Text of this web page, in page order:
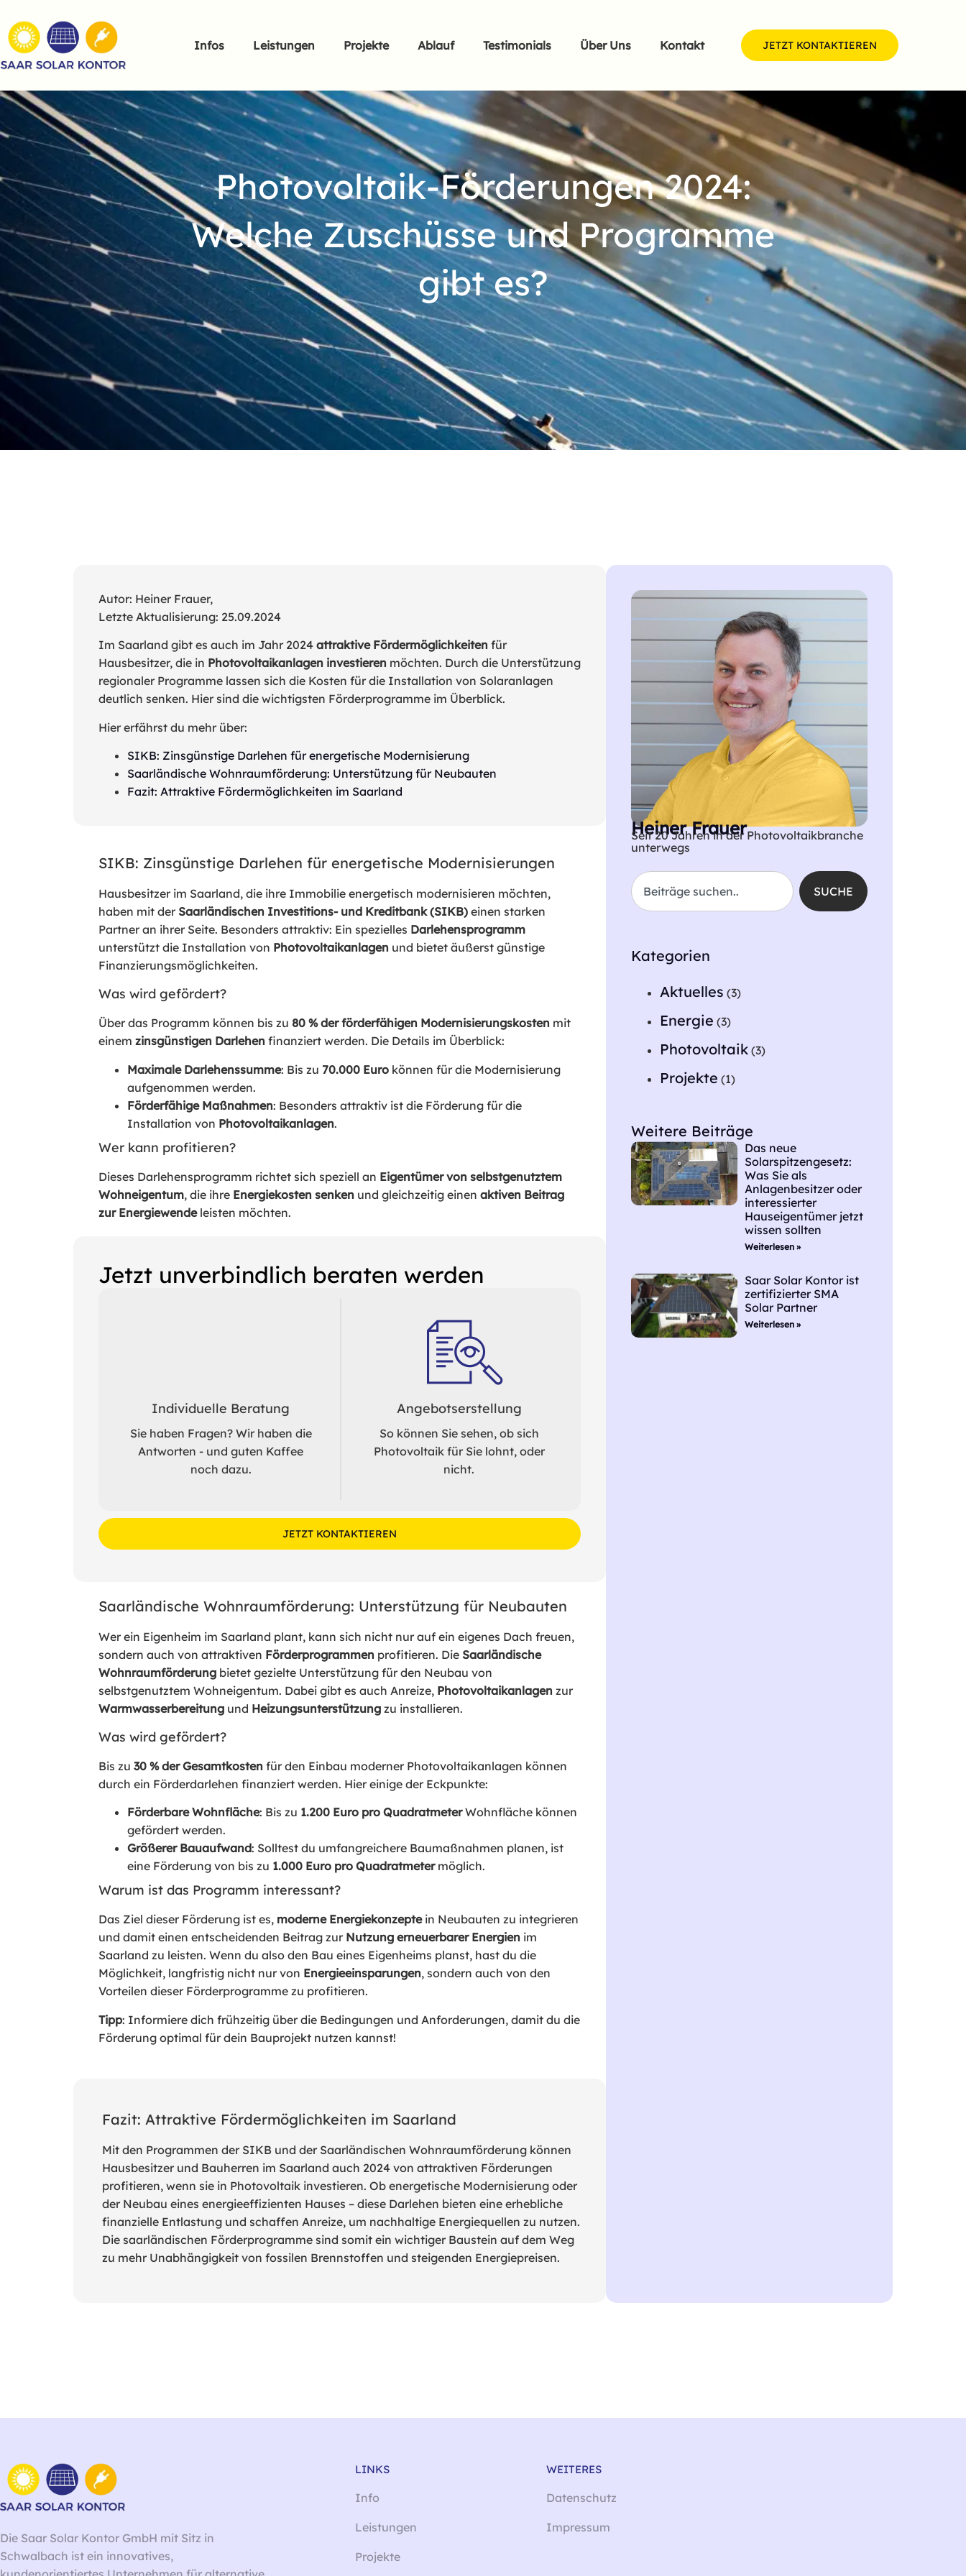
Infos Leistungen Projekte Ablauf Testimonials Über Uns Kontakt JETZT KONTAKTIEREN
Photovoltaik-Förderungen 2024:
Welche Zuschüsse und Programme
gibt es?
Autor: Heiner Frauer,
Letzte Aktualisierung: 25.09.2024
Im Saarland gibt es auch im Jahr 2024 attraktive Fördermöglichkeiten für
Hausbesitzer, die in Photovoltaikanlagen investieren möchten. Durch die Unterstützung
regionaler Programme lassen sich die Kosten für die Installation von Solaranlagen
deutlich senken. Hier sind die wichtigsten Förderprogramme im Überblick.
Hier erfährst du mehr über:
SIKB: Zinsgünstige Darlehen für energetische Modernisierung
Saarländische Wohnraumförderung: Unterstützung für Neubauten
Fazit: Attraktive Fördermöglichkeiten im Saarland
SIKB: Zinsgünstige Darlehen für energetische Modernisierungen
Hausbesitzer im Saarland, die ihre Immobilie energetisch modernisieren möchten,
haben mit der Saarländischen Investitions- und Kreditbank (SIKB) einen starken
Partner an ihrer Seite. Besonders attraktiv: Ein spezielles Darlehensprogramm
unterstützt die Installation von Photovoltaikanlagen und bietet äußerst günstige
Finanzierungsmöglichkeiten.
Was wird gefördert?
Über das Programm können bis zu 80 % der förderfähigen Modernisierungskosten mit
einem zinsgünstigen Darlehen finanziert werden. Die Details im Überblick:
Maximale Darlehenssumme: Bis zu 70.000 Euro können für die Modernisierung
aufgenommen werden.
Förderfähige Maßnahmen: Besonders attraktiv ist die Förderung für die
Installation von Photovoltaikanlagen.
Wer kann profitieren?
Dieses Darlehensprogramm richtet sich speziell an Eigentümer von selbstgenutztem
Wohneigentum, die ihre Energiekosten senken und gleichzeitig einen aktiven Beitrag
zur Energiewendeleisten möchten.
Jetzt unverbindlich beraten werden
Individuelle Beratung
Sie haben Fragen? Wir haben die
Antworten - und guten Kaffee
noch dazu.
Angebotserstellung
So können Sie sehen, ob sich
Photovoltaik für Sie lohnt, oder
nicht.
JETZT KONTAKTIEREN
Saarländische Wohnraumförderung: Unterstützung für Neubauten
Wer ein Eigenheim im Saarland plant, kann sich nicht nur auf ein eigenes Dach freuen,
sondern auch von attraktiven Förderprogrammen profitieren. Die Saarländische
Wohnraumförderung bietet gezielte Unterstützung für den Neubau von
selbstgenutztem Wohneigentum. Dabei gibt es auch Anreize, Photovoltaikanlagen zur
Warmwasserbereitung und Heizungsunterstützung zu installieren.
Was wird gefördert?
Bis zu 30 % der Gesamtkosten für den Einbau moderner Photovoltaikanlagen können
durch ein Förderdarlehen finanziert werden. Hier einige der Eckpunkte:
Förderbare Wohnfläche: Bis zu 1.200 Euro pro QuadratmeterWohnfläche können
gefördert werden.
Größerer Bauaufwand: Solltest du umfangreichere Baumaßnahmen planen, ist
eine Förderung von bis zu 1.000 Euro pro Quadratmetermöglich.
Warum ist das Programm interessant?
Das Ziel dieser Förderung ist es, moderne Energiekonzeptein Neubauten zu integrieren
und damit einen entscheidenden Beitrag zur Nutzung erneuerbarer Energien im
Saarland zu leisten. Wenn du also den Bau eines Eigenheims planst, hast du die
Möglichkeit, langfristig nicht nur von Energieeinsparungen, sondern auch von den
Vorteilen dieser Förderprogramme zu profitieren.
Tipp: Informiere dich frühzeitig über die Bedingungen und Anforderungen, damit du die
Förderung optimal für dein Bauprojekt nutzen kannst!
Fazit: Attraktive Fördermöglichkeiten im Saarland
Mit den Programmen der SIKB und der Saarländischen Wohnraumförderung können
Hausbesitzer und Bauherren im Saarland auch 2024 von attraktiven Förderungen
profitieren, wenn sie in Photovoltaik investieren. Ob energetische Modernisierung oder
der Neubau eines energieeffizienten Hauses – diese Darlehen bieten eine erhebliche
finanzielle Entlastung und schaffen Anreize, um nachhaltige Energiequellen zu nutzen.
Die saarländischen Förderprogramme sind somit ein wichtiger Baustein auf dem Weg
zu mehr Unabhängigkeit von fossilen Brennstoffen und steigenden Energiepreisen.
Heiner Frauer
Seit 20 Jahren in der Photovoltaikbranche
unterwegs
SUCHE
Kategorien
Aktuelles (3)
Energie (3)
Photovoltaik (3)
Projekte (1)
Weitere Beiträge
Das neue
Solarspitzengesetz:
Was Sie als
Anlagenbesitzer oder
interessierter
Hauseigentümer jetzt
wissen sollten
Weiterlesen »
Saar Solar Kontor ist
zertifizierter SMA
Solar Partner
Weiterlesen »
Die Saar Solar Kontor GmbH mit Sitz in
Schwalbach ist ein innovatives,
LINKS
Info
Leistungen
Projekte
WEITERES
Datenschutz
Impressum